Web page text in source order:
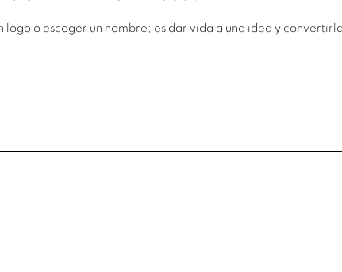
logo o escoger un nombre; es dar vida a una idea y